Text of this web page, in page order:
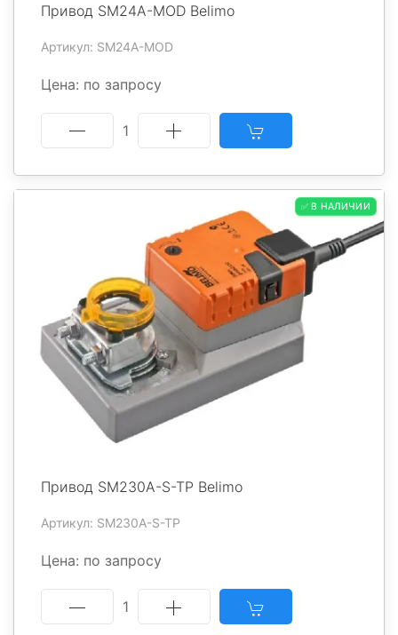
Привод SM24A-MOD Belimo
Артикул: SM24A-MOD
Цена: по запросу
1
✅ В НАЛИЧИИ
Привод SM230A-S-TP Belimo
Артикул: SM230A-S-TP
Цена: по запросу
1